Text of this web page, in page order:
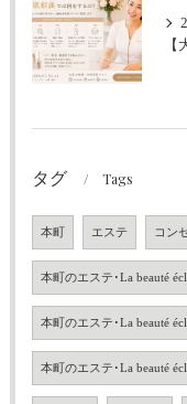
タグ Tags
本町 エステ コン
本町のエステ･La beauté
本町のエステ･La beauté
本町のエステ･La beauté